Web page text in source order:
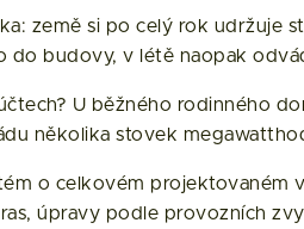
země si po celý rok
do budovy, v létě naopak
U běžného rodinného
několika stovek
o celkovém projektovaném
úpravy podle provozních